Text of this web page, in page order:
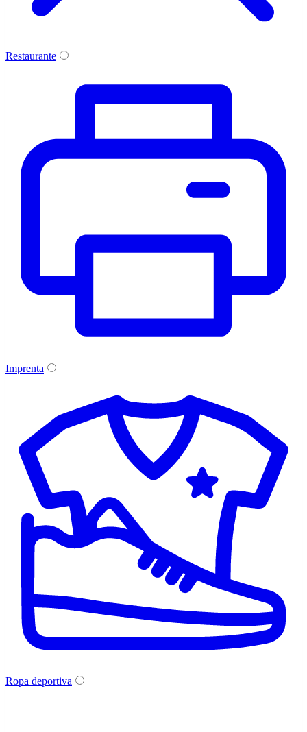
Restaurante
Imprenta
Ropa deportiva